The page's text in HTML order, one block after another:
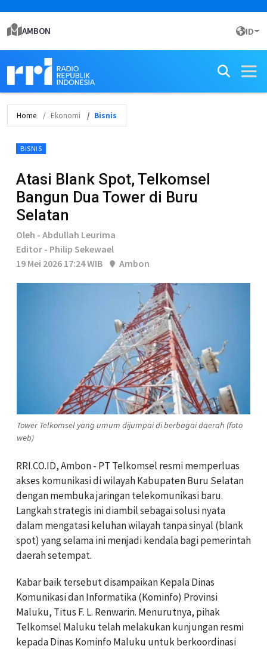
AMBON ID
Home Ekonomi Bisnis
BISNIS
Atasi Blank Spot, Telkomsel
Bangun Dua Tower di Buru
Selatan
Oleh - Abdullah Leurima
Editor - Philip Sekewael
19 Mei 2026 17:24 WIB
Ambon
Tower Telkomsel yang umum dijumpai di berbagai daerah (foto
web)
RRI.CO.ID, Ambon - PT Telkomsel resmi memperluas
akses komunikasi di wilayah Kabupaten Buru Selatan
dengan membuka jaringan telekomunikasi baru.
Langkah strategis ini diambil sebagai solusi nyata
dalam mengatasi keluhan wilayah tanpa sinyal (blank
spot) yang selama ini menjadi kendala bagi pemerintah
daerah setempat.
Kabar baik tersebut disampaikan Kepala Dinas
Komunikasi dan Informatika (Kominfo) Provinsi
Maluku, Titus F. L. Renwarin. Menurutnya, pihak
Telkomsel Maluku telah melakukan kunjungan resmi
kepada Dinas Kominfo Maluku untuk berkoordinasi